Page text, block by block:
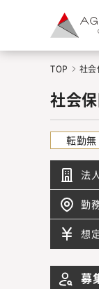
TOP 社会
社会
転勤無
法
勤
想
募